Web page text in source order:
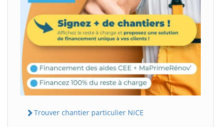
Trouver chantier particulier NiCE